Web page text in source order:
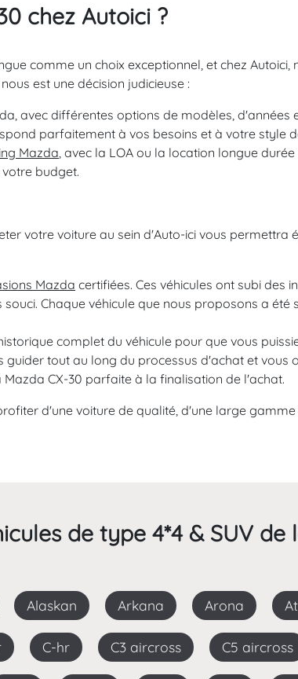
chez Autoici ?
comme un choix exceptionnel, et chez
est une décision judicieuse :
avec différentes options de modèles, d'années
parfaitement à vos besoins et à votre style
Mazda, avec la LOA ou la location longue
budget.
votre voiture au sein d'Auto-ici vous permettra
Mazda certifiées. Ces véhicules ont subi des
Chaque véhicule que nous proposons a été
complet du véhicule pour que vous
tout au long du processus d'achat et vous
CX-30 parfaite à la finalisation de l'achat.
d'une voiture de qualité, d'une large
de type 4*4 & SUV
Alaskan Arkana Arona
C-hr C3 aircross C5 aircross